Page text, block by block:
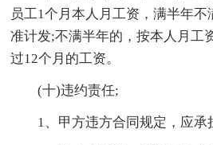
员工1个月本人月工资，满半年
准计发;不满半年的，按本人月工
过12个月的工资。
(十)违约责任;
1、甲方违方合同规定，应承